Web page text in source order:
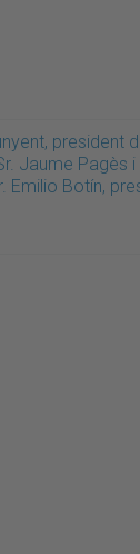
president
Jaume Pagès
Emilio Botín,